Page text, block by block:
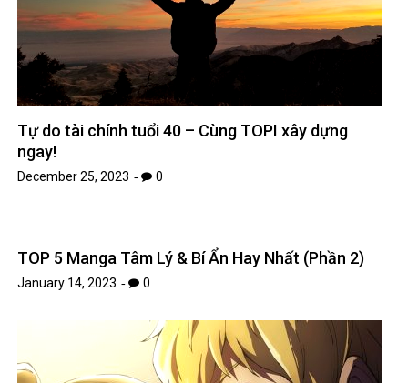
TOP 5 Manga Tâm Lý & Bí Ẩn Hay Nhất (Phần 2)
January 14, 2023 0